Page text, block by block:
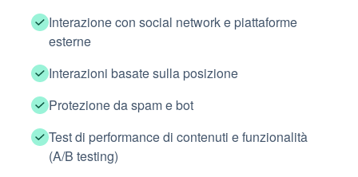
Interazione con social network e piattaforme
esterne
Interazioni basate sulla posizione
Protezione da spam e bot
Test di performance di contenuti e funzionalità
(A/B testing)